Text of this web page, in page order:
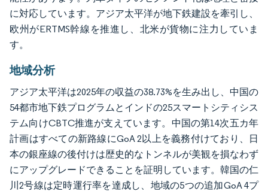
に対応しています。アジア太平洋が地下鉄建設を牽引し、
欧州がERTMS幹線を推進し、北米が貨物に注力していま
す。
地域分析
アジア太平洋は2025年の収益の38.73%を生み出し、中国の
54都市地下鉄プログラムとインドの25スマートシティシス
テム向けCBTC推進が支えています。中国の第14次五カ年
計画はすべての新路線にGoA 2以上を義務付けており、日
本の銀座線の後付けは歴史的なトンネルが美観を損なわず
にアップグレードできることを証明しています。韓国の仁
川2号線は定時運行率を達成し、地域の5つの追加GoA 4プ